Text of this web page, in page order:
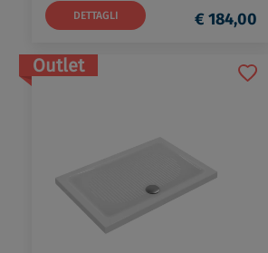
DETTAGLI € 184,00
Outlet